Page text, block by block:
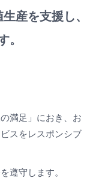
産を支援し、
。
満足」におき、お
スをレスポンシブ
遵守します。
お問い合わせ